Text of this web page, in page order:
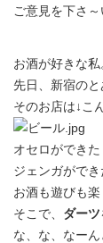
ご意見を下さ～
お酒が好きな私
先日、新宿のと
そのお店は↓こ
オセロができた
ジェンガができ
お酒も遊びも楽
そこで、 ダーツ
な、な、なーん